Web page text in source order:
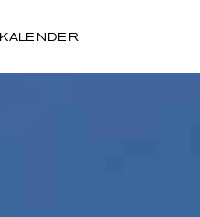
KALENDER